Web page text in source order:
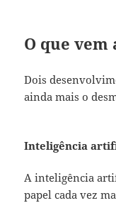
O que vem
Dois
ainda mais o
Inteligência
A inteligência
papel cada vez